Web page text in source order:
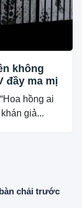
không
đầy ma mị
hồng ai
giả...
chải trước